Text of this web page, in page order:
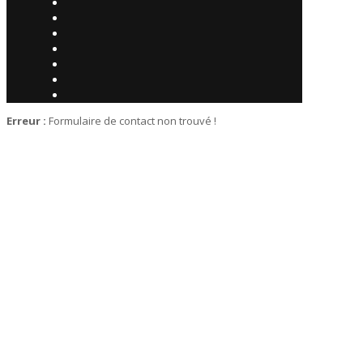
Erreur : Formulaire de contact non trouvé !